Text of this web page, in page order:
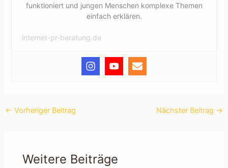
funktioniert und jungen Menschen komplexe Themen
einfach erklären.
internet-pr-beratung.de
← Vorheriger Beitrag Nächster Beitrag →
Weitere Beiträge